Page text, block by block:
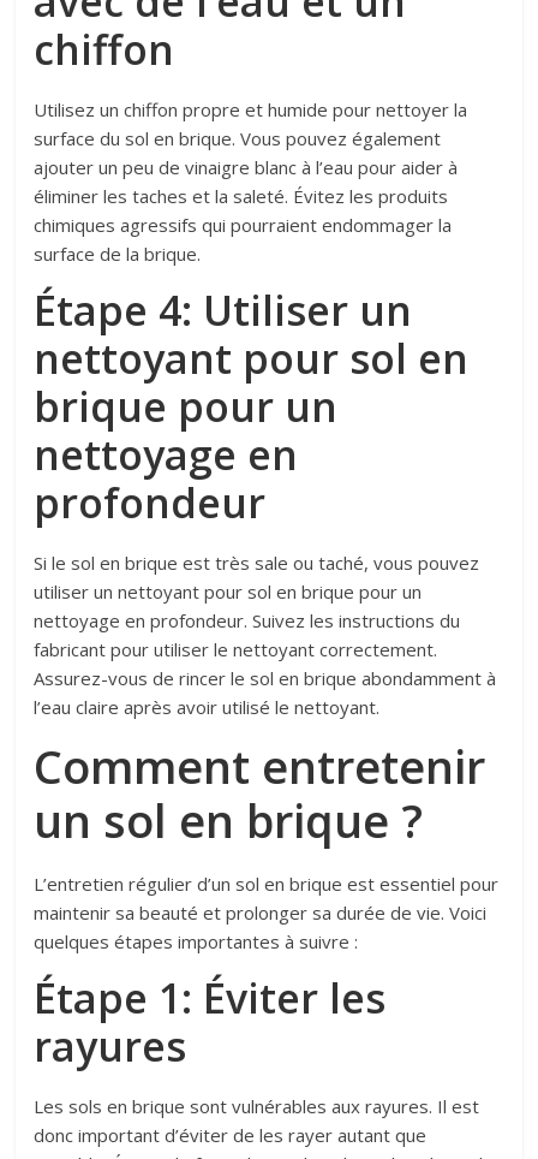
chiffon
Utilisez un chiffon propre et humide pour nettoyer la
surface du sol en brique. Vous pouvez également
ajouter un peu de vinaigre blanc à l’eau pour aider à
éliminer les taches et la saleté. Évitez les produits
chimiques agressifs qui pourraient endommager la
surface de la brique.
Étape 4: Utiliser un
nettoyant pour sol en
brique pour un
nettoyage en
profondeur
Si le sol en brique est très sale ou taché, vous pouvez
utiliser un nettoyant pour sol en brique pour un
nettoyage en profondeur. Suivez les instructions du
fabricant pour utiliser le nettoyant correctement.
Assurez-vous de rincer le sol en brique abondamment à
l’eau claire après avoir utilisé le nettoyant.
Comment entretenir
un sol en brique ?
L’entretien régulier d’un sol en brique est essentiel pour
maintenir sa beauté et prolonger sa durée de vie. Voici
quelques étapes importantes à suivre :
Étape 1: Éviter les
rayures
Les sols en brique sont vulnérables aux rayures. Il est
donc important d’éviter de les rayer autant que